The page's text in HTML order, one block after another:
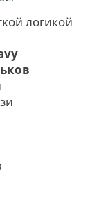
логикой